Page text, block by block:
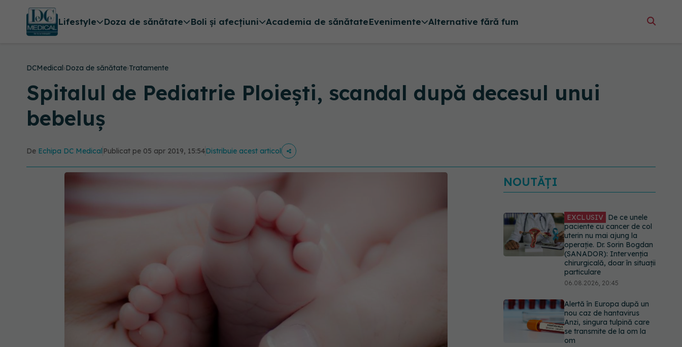
Lifestyle Doza de sănătate Boli și afecțiuni Academia de sănătateEvenimente Alternative fără fum
DCMedical›Doza de sănătate›Tratamente
Spitalul de Pediatrie Ploiești, scandal după decesul unui
bebeluș
De Echipa DC Medical Publicat pe 05 apr 2019, 15:54Distribuie acest articol
NOUTĂȚI
EXCLUSIV De ce unele
paciente cu cancer de col
uterin nu mai ajung la
operație. Dr. Sorin Bogdan
(SANADOR): Intervenția
chirurgicală, doar în situații
particulare
06.08.2026, 20:45
Alertă în Europa după un
nou caz de hantavirus
Anzi, singura tulpină care
se transmite de la om la
om